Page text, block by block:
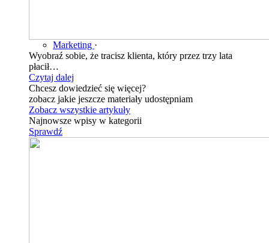
Marketing ·
Wyobraź sobie, że tracisz klienta, który przez trzy lata
płacił…
Czytaj dalej
Chcesz dowiedzieć się więcej?
zobacz jakie jeszcze materiały udostępniam
Zobacz wszystkie artykuły
Najnowsze wpisy w kategorii
Sprawdź